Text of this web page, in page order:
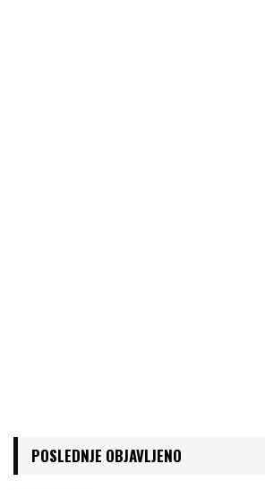
POSLEDNJE OBJAVLJENO